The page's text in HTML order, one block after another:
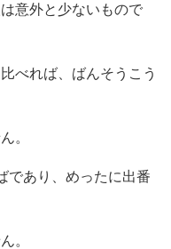
意外と少ないもので
べれば、ばんそうこう
。
であり、めったに出番
。